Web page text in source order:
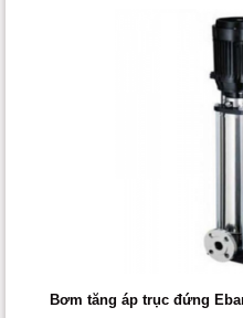
Bơm tăng áp trục đứng